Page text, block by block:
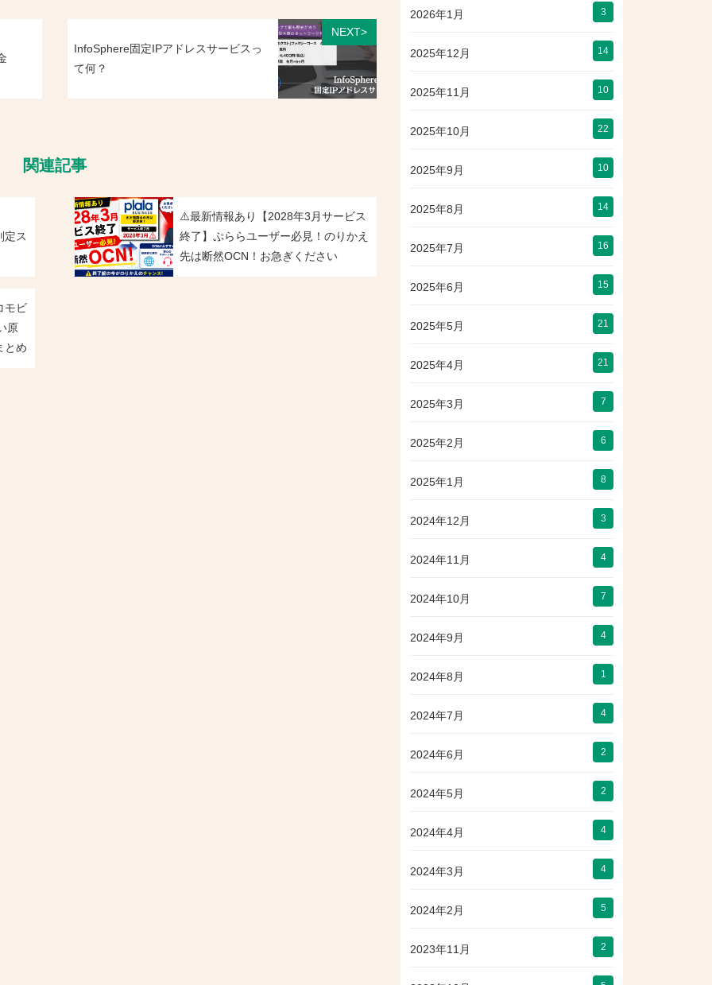
NEXT>
InfoSphere固定IPアドレスサービスっ
て何？
関連記事
定ス
⚠️最新情報あり【2028年3月サービス
終了】ぷららユーザー必見！のりかえ
先は断然OCN！お急ぎください
モビ
原
とめ
2026年1月 3
2025年12月 14
2025年11月 10
2025年10月 22
2025年9月 10
2025年8月 14
2025年7月 16
2025年6月 15
2025年5月 21
2025年4月 21
2025年3月 7
2025年2月 6
2025年1月 8
2024年12月 3
2024年11月 4
2024年10月 7
2024年9月 4
2024年8月 1
2024年7月 4
2024年6月 2
2024年5月 2
2024年4月 4
2024年3月 4
2024年2月 5
2023年11月 2